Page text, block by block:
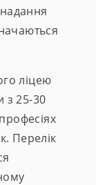
ліцею
з 25-30
Перелік